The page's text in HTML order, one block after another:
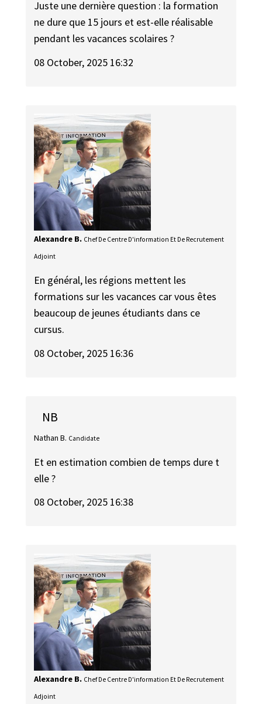
Juste une dernière question : la formation
ne dure que 15 jours et est-elle réalisable
pendant les vacances scolaires ?
08 October, 2025 16:32
Alexandre B. Chef De Centre D'information Et De Recrutement
Adjoint
En général, les régions mettent les
formations sur les vacances car vous êtes
beaucoup de jeunes étudiants dans ce
cursus.
08 October, 2025 16:36
NB
Nathan B. Candidate
Et en estimation combien de temps dure t
elle ?
08 October, 2025 16:38
Alexandre B. Chef De Centre D'information Et De Recrutement
Adjoint